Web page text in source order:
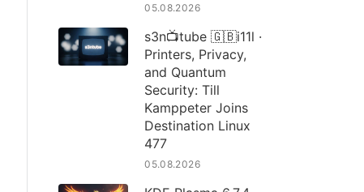
05.08.2026
s3n📺tube 🇬🇧i11l ·
Printers, Privacy,
and Quantum
Security: Till
Kamppeter Joins
Destination Linux
477
05.08.2026